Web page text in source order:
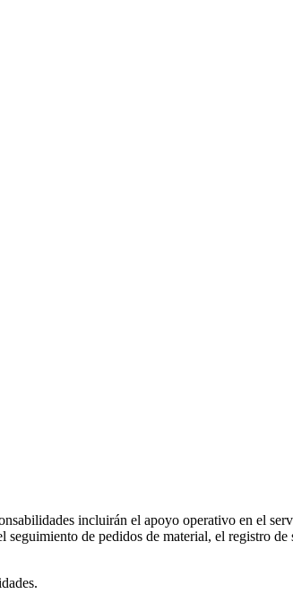
incluirán el apoyo operativo en el
de pedidos de material, el registro